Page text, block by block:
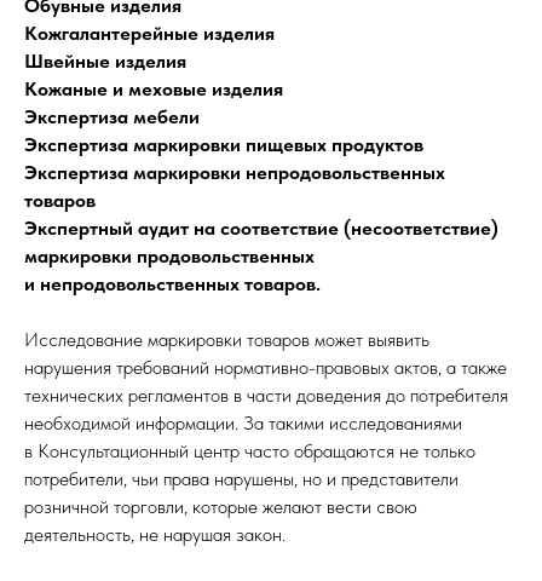
Обувные изделия
Кожгалантерейные изделия
Швейные изделия
Кожаные и меховые изделия
Экспертиза мебели
Экспертиза маркировки пищевых продуктов
Экспертиза маркировки непродовольственных
товаров
Экспертный аудит на соответствие (несоответствие)
маркировки продовольственных
и непродовольственных товаров.
Исследование маркировки товаров может выявить
нарушения требований нормативно-правовых актов, а также
технических регламентов в части доведения до потребителя
необходимой информации. За такими исследованиями
в Консультационный центр часто обращаются не только
потребители, чьи права нарушены, но и представители
розничной торговли, которые желают вести свою
деятельность, не нарушая закон.